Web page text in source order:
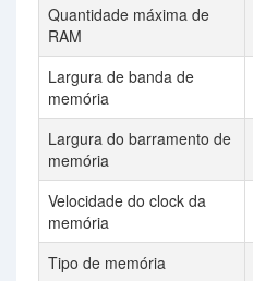
Quantidade máxima de
RAM
Largura de banda de
memória
Largura do barramento de
memória
Velocidade do clock da
memória
Tipo de memória